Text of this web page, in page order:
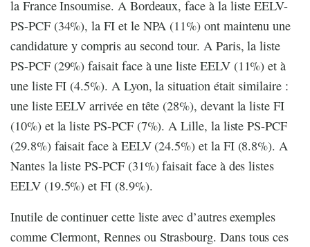
la France Insoumise. A Bordeaux, face à la liste EELV-
PS-PCF (34%), la FI et le NPA (11%) ont maintenu une
candidature y compris au second tour. A Paris, la liste
PS-PCF (29%) faisait face à une liste EELV (11%) et à
une liste FI (4.5%). A Lyon, la situation était similaire :
une liste EELV arrivée en tête (28%), devant la liste FI
(10%) et la liste PS-PCF (7%). A Lille, la liste PS-PCF
(29.8%) faisait face à EELV (24.5%) et la FI (8.8%). A
Nantes la liste PS-PCF (31%) faisait face à des listes
EELV (19.5%) et FI (8.9%).
Inutile de continuer cette liste avec d’autres exemples
comme Clermont, Rennes ou Strasbourg. Dans tous ces